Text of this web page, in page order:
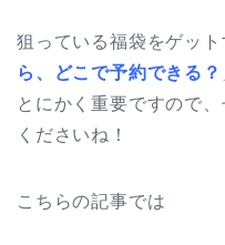
狙っている福袋をゲット
ら、どこで予約できる？
とにかく重要ですので
くださいね！
こちらの記事では